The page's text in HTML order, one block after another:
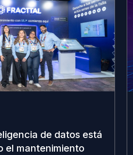
de datos está
el mantenimiento